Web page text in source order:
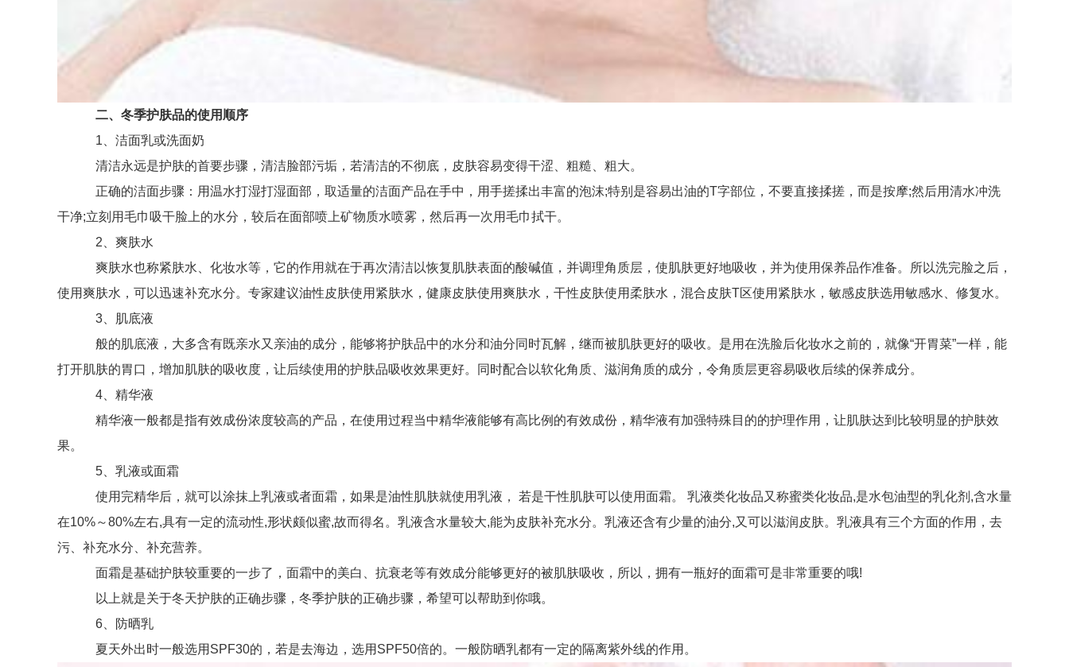
二、冬季护肤品的使用顺序
1、洁面乳或洗面奶
清洁永远是护肤的首要步骤，清洁脸部污垢，若清洁的不彻底，皮肤容易变得干涩、粗糙、粗大。
正确的洁面步骤：用温水打湿打湿面部，取适量的洁面产品在手中，用手搓揉出丰富的泡沫;特别是容易出油的T字部位，不要直接揉搓，而是按摩;然后用清水冲洗
干净;立刻用毛巾吸干脸上的水分，较后在面部喷上矿物质水喷雾，然后再一次用毛巾拭干。
2、爽肤水
爽肤水也称紧肤水、化妆水等，它的作用就在于再次清洁以恢复肌肤表面的酸碱值，并调理角质层，使肌肤更好地吸收，并为使用保养品作准备。所以洗完脸之后，
使用爽肤水，可以迅速补充水分。专家建议油性皮肤使用紧肤水，健康皮肤使用爽肤水，干性皮肤使用柔肤水，混合皮肤T区使用紧肤水，敏感皮肤选用敏感水、修复水。
3、肌底液
般的肌底液，大多含有既亲水又亲油的成分，能够将护肤品中的水分和油分同时瓦解，继而被肌肤更好的吸收。是用在洗脸后化妆水之前的，就像“开胃菜”一样，能
打开肌肤的胃口，增加肌肤的吸收度，让后续使用的护肤品吸收效果更好。同时配合以软化角质、滋润角质的成分，令角质层更容易吸收后续的保养成分。
4、精华液
精华液一般都是指有效成份浓度较高的产品，在使用过程当中精华液能够有高比例的有效成份，精华液有加强特殊目的的护理作用，让肌肤达到比较明显的护肤效
果。
5、乳液或面霜
使用完精华后，就可以涂抹上乳液或者面霜，如果是油性肌肤就使用乳液， 若是干性肌肤可以使用面霜。 乳液类化妆品又称蜜类化妆品,是水包油型的乳化剂,含水量
在10%～80%左右,具有一定的流动性,形状颇似蜜,故而得名。乳液含水量较大,能为皮肤补充水分。乳液还含有少量的油分,又可以滋润皮肤。乳液具有三个方面的作用，去
污、补充水分、补充营养。
面霜是基础护肤较重要的一步了，面霜中的美白、抗衰老等有效成分能够更好的被肌肤吸收，所以，拥有一瓶好的面霜可是非常重要的哦!
以上就是关于冬天护肤的正确步骤，冬季护肤的正确步骤，希望可以帮助到你哦。
6、防晒乳
夏天外出时一般选用SPF30的，若是去海边，选用SPF50倍的。一般防晒乳都有一定的隔离紫外线的作用。